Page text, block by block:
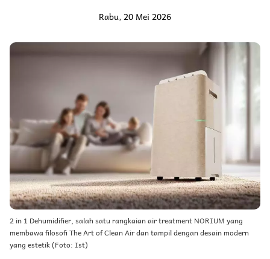
Rabu, 20 Mei 2026
2 in 1 Dehumidifier, salah satu rangkaian air treatment NORIUM yang
membawa filosofi The Art of Clean Air dan tampil dengan desain modern
yang estetik (Foto: Ist)